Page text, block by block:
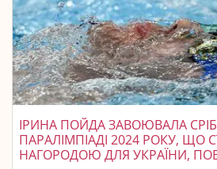
ІРИНА ПОЙДА ЗАВОЮВАЛА
ПАРАЛІМПІАДІ 2024 РОКУ, ЩО
НАГОРОДОЮ ДЛЯ УКРАЇНИ,